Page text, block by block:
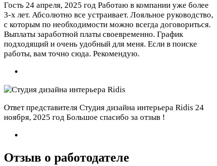
Гость 24 апреля, 2025 год Работаю в компании уже более
3-х лет. Абсолютно все устраивает. Лояльное руководство,
с которым по необходимости можно всегда договориться.
Выплаты заработной платы своевременно. График
подходящий и очень удобный для меня. Если в поиске
работы, вам точно сюда. Рекомендую.
Ответ представителя Студия дизайна интерьера Ridis 24
ноября, 2025 год Большое спасибо за отзыв !
Отзыв о работодателе